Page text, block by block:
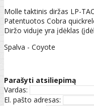
Molle taktinis diržas LP-TAC
Patentuotos Cobra
Diržo viduje yra įdėklas
Spalva - Coyote
Parašyti atsiliepimą
Vardas:
El. pašto adresas: